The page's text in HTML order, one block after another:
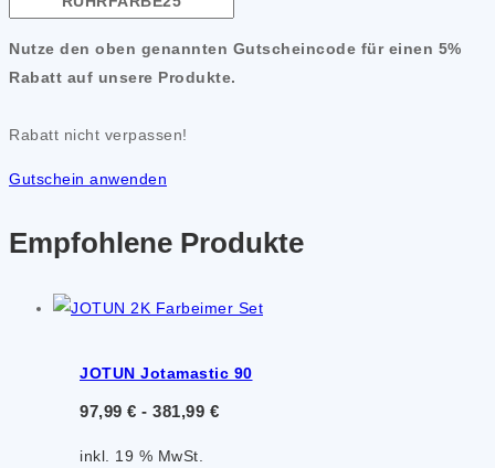
Nutze den oben genannten Gutscheincode für einen 5%
Rabatt auf unsere Produkte.
Rabatt nicht verpassen!
Gutschein anwenden
Empfohlene Produkte
JOTUN Jotamastic 90
97,99 € - 381,99 €
inkl. 19 % MwSt.